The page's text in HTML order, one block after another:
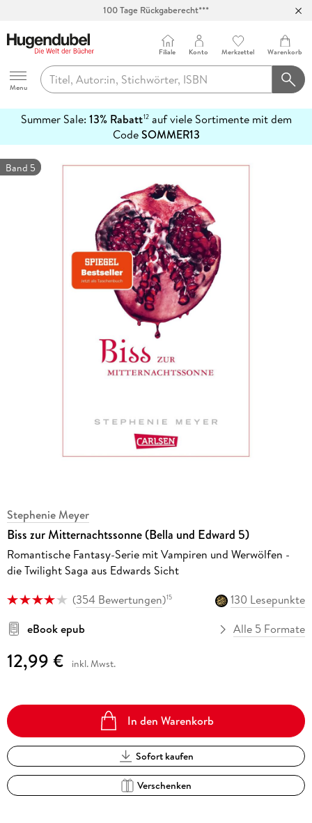
100 Tage Rückgaberecht***
Hugendubel
Menu
Filiale Konto Merkzettel Warenkorb
Summer Sale: 13% Rabatt12auf viele Sortimente mit dem
CodeSOMMER13
erfahren
Band 5
Stephenie Meyer
Biss zur Mitternachtssonne (Bella und Edward 5)
Romantische Fantasy-Serie mit Vampiren und Werwölfen -
die Twilight Saga aus Edwards Sicht
(354 Bewertungen)15
130 Lesepunkte
eBook epub
Alle 5 Formate
12,99 € inkl. Mwst.
In den Warenkorb
Sofort kaufen
Verschenken